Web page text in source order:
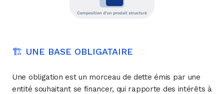
🏗 UNE BASE OBLIGATAIRE
Une obligation est un morceau de dette émis par une
entité souhaitant se financer, qui rapporte des intérêts à